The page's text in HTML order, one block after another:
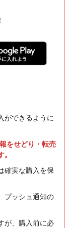
ができるように
をせどり・転売
確実な購入を保
プッシュ通知の
が、購入前に必